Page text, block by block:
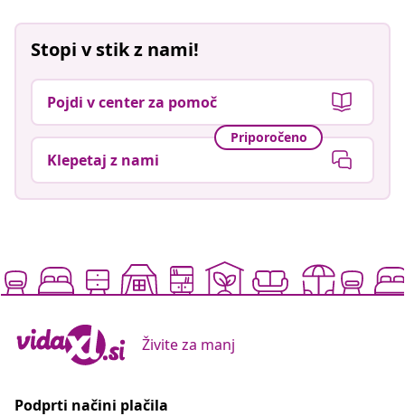
Stopi v stik z nami!
Pojdi v center za pomoč
Priporočeno
Klepetaj z nami
Živite za manj
Podprti načini plačila